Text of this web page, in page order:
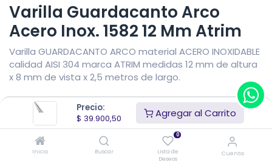
Precio:
$ 39.900,50 Agregar al Carrito
Inicio Buscar
0
Lista de
Deseos
Cuenta
Varilla Guardacanto Arco
Acero Inox. 1582 12 Mm Atrim
Varilla GUARDACANTO ARCO material ACERO INOXIDABLE
calidad AISI 304 marca ATRIM medidas 12 mm de altura
x 8 mm de vista x 2,5 metros de largo.
$39.900,50 IVA Incluido
Precio sin impuestos nacionales $32.975,62
Añadir al carrito